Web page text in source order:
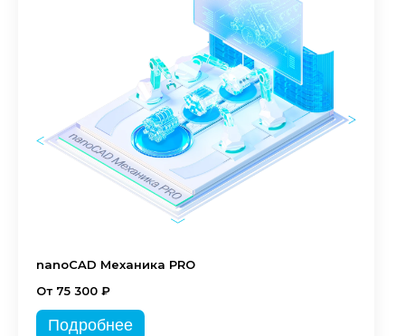
nanoCAD Механика PRO
От 75 300 ₽
Подробнее